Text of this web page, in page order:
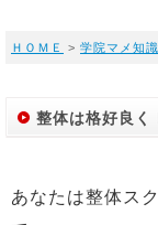
ＨＯＭＥ > 学院マメ知識
整体は格好良く
あなたは整体ス